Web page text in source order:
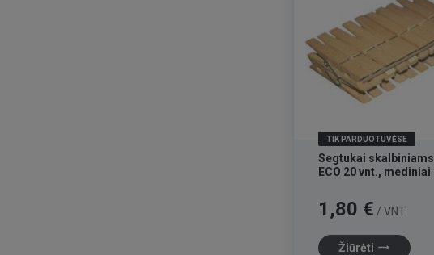
TIK PARDUOTUVĖSE
Segtukai skalbiniams
ECO 20 vnt., mediniai
Kaina
1,80 € / VNT
Žiūrėti trending_flat